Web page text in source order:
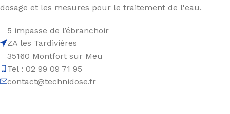
dosage et les mesures pour le traitement de l'eau.
5 impasse de l’ébranchoir
ZA les Tardivières
35160 Montfort sur Meu
Tel : 02 99 09 71 95
contact@technidose.fr